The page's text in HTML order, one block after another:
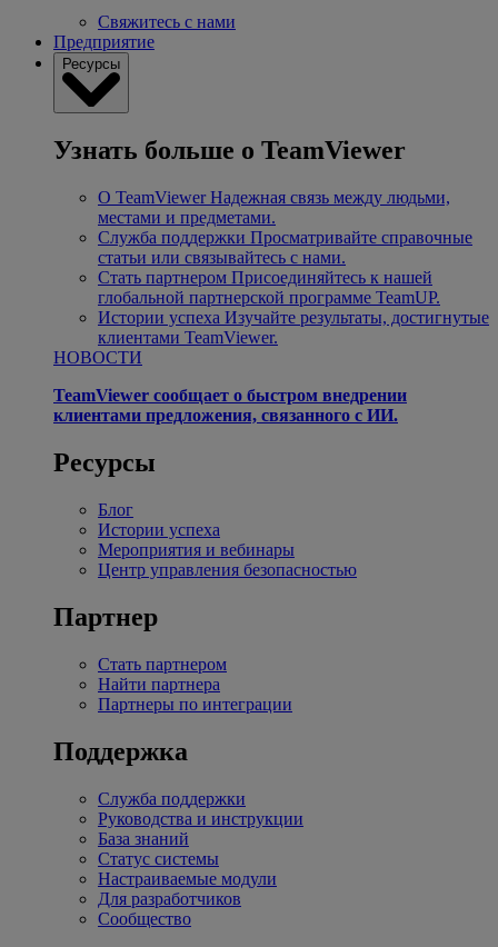
Свяжитесь с нами
Предприятие
Ресурсы
Узнать больше о TeamViewer
О TeamViewer Надежная связь между людьми,
местами и предметами.
Служба поддержки Просматривайте справочные
статьи или связывайтесь с нами.
Стать партнером Присоединяйтесь к нашей
глобальной партнерской программе TeamUP.
Истории успеха Изучайте результаты, достигнутые
клиентами TeamViewer.
НОВОСТИ
TeamViewer сообщает о быстром внедрении
клиентами предложения, связанного с ИИ.
Ресурсы
Блог
Истории успеха
Мероприятия и вебинары
Центр управления безопасностью
Партнер
Стать партнером
Найти партнера
Партнеры по интеграции
Поддержка
Служба поддержки
Руководства и инструкции
База знаний
Статус системы
Настраиваемые модули
Для разработчиков
Сообщество